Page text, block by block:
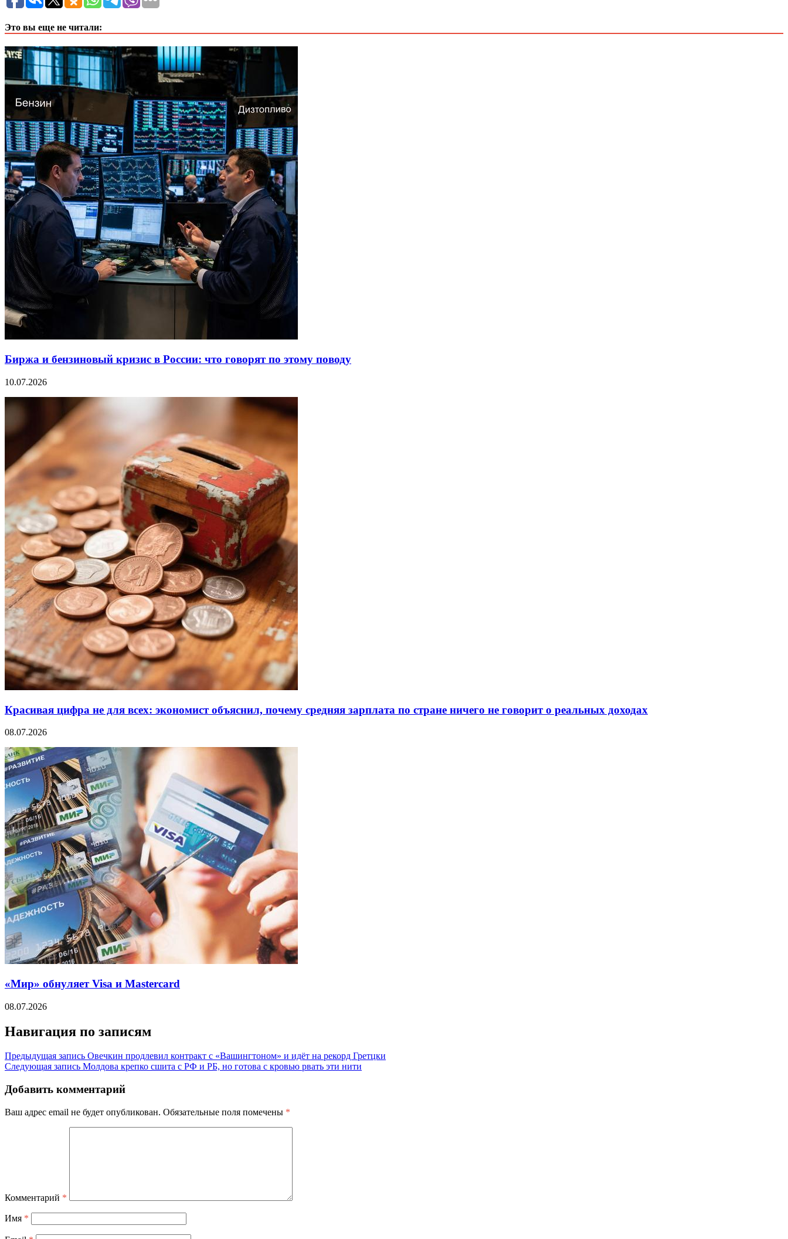
Это вы еще не читали:
Биржа и бензиновый кризис в России: что говорят по этому поводу
10.07.2026
Красивая цифра не для всех: экономист объяснил, почему средняя зарплата по стране ничего не говорит о реальных доходах
08.07.2026
«Мир» обнуляет Visa и Mastercard
08.07.2026
Навигация по записям
Предыдущая запись Овечкин продлевил контракт с «Вашингтоном» и идёт на рекорд Гретцки
Следующая запись Молдова крепко сшита с РФ и РБ, но готова с кровью рвать эти нити
Добавить комментарий
Ваш адрес email не будет опубликован. Обязательные поля помечены *
Комментарий *
Имя *